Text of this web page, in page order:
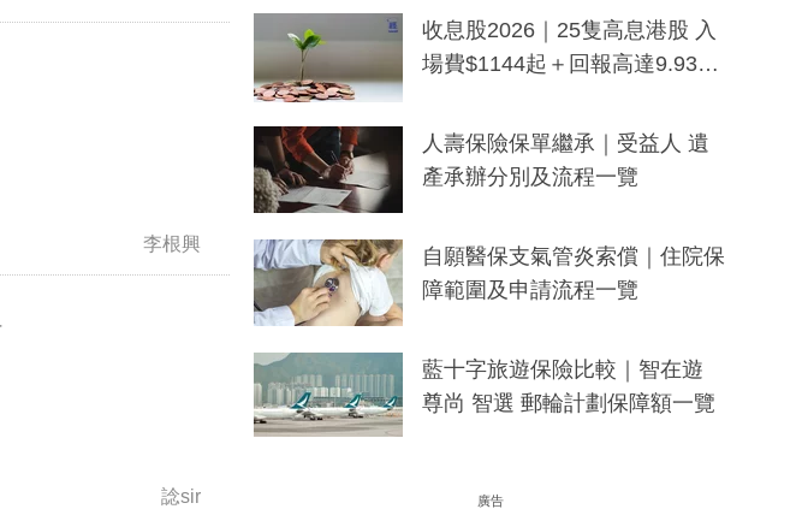
李根興
諗sir
一度被誤當詐騙手段
收息股2026｜25隻高息港股 入
場費$1144起＋回報高達9.93
人壽保險保單繼承｜受益人 遺
產承辦分別及流程一覽
自願醫保支氣管炎索償｜住院保
障範圍及申請流程一覽
藍十字旅遊保險比較｜智在遊
尊尚 智選 郵輪計劃保障額一覽
廣告